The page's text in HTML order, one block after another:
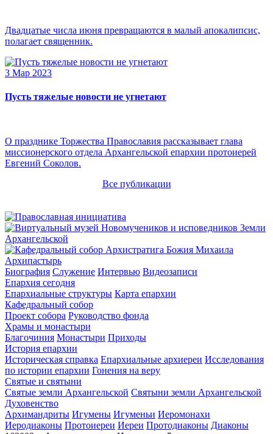
Двадцатые числа июня превращаются в малый апокалипсис,
полагает священник.
3 Мар 2023
Пусть тяжелые новости не угнетают
О празднике Торжества Православия рассказывает глава
миссионерского отдела Архангельской епархии протоиерей
Евгений Соколов.
Все публикации
Архипастырь
Биография Служение Интервью Видеозаписи
Епархия сегодня
Епархиальные структуры Карта епархии
Кафедральный собор
Проект собора Руководство фонда
Храмы и монастыри
Благочиния Монастыри Приходы
История епархии
Историческая справка Епархиальные архиереи Исследования
по истории епархии Гонения на веру
Святые и святыни
Святые земли Архангельской Святыни земли Архангельской
Духовенство
Архимандриты Игумены Игуменьи Иеромонахи
Иеродиаконы Протоиереи Иереи Протодиаконы Диаконы